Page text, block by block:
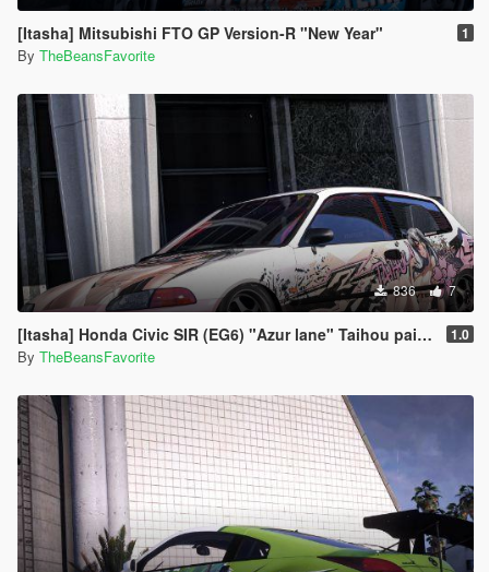
[Itasha] Mitsubishi FTO GP Version-R "New Year" 1
By TheBeansFavorite
836 7
[Itasha] Honda Civic SIR (EG6) "Azur lane" Taihou paintjob 1.0
By TheBeansFavorite